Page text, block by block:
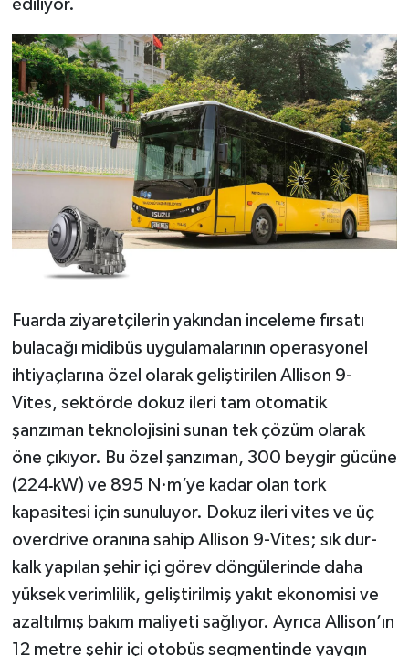
ediliyor.
Fuarda ziyaretçilerin yakından inceleme fırsatı
bulacağı midibüs uygulamalarının operasyonel
ihtiyaçlarına özel olarak geliştirilen Allison 9-
Vites, sektörde dokuz ileri tam otomatik
şanzıman teknolojisini sunan tek çözüm olarak
öne çıkıyor. Bu özel şanzıman, 300 beygir gücüne
(224 kW) ve 895 N·m’ye kadar olan tork
kapasitesi için sunuluyor. Dokuz ileri vites ve üç
overdrive oranına sahip Allison 9-Vites; sık dur-
kalk yapılan şehir içi görev döngülerinde daha
yüksek verimlilik, geliştirilmiş yakıt ekonomisi ve
azaltılmış bakım maliyeti sağlıyor. Ayrıca Allison’ın
12 metre şehir içi otobüs segmentinde yaygın